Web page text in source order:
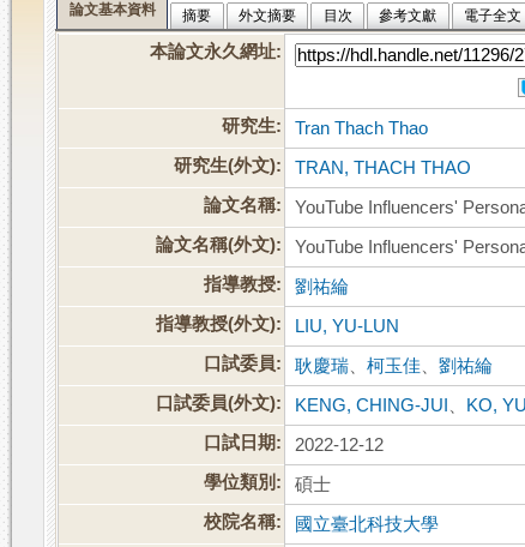
論文基本資料 摘要 外文摘要 目次 參考文獻 電子全文
本論文永久網址:
研究生:
Tran Thach Thao
研究生(外文):
TRAN, THACH THAO
論文名稱:
YouTube Influencers'
論文名稱(外文):
YouTube Influencers'
指導教授:
劉祐綸
指導教授(外文):
LIU, YU-LUN
口試委員:
耿慶瑞 、柯玉佳 、劉祐綸
口試委員(外文):
KENG, CHING-JUI KO,
口試日期:
2022-12-12
學位類別:
碩士
校院名稱:
國立臺北科技大學